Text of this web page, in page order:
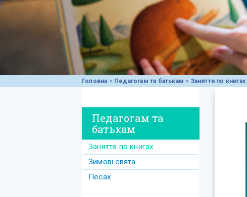
Головна > Педагогам та батькам > Заняття по книгах
Педагогам та
батькам
Заняття по книгах
Зимові свята
Песах